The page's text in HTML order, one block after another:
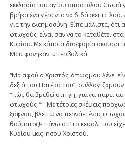
εκκλησία του αγίου αποστόλου Θωμά
βρήκα ένα γέροντα να διδάσκει το λαό.
για την ελεημοσύνη. Είπε μάλιστα, ότι
φτωχούς, είναι σαν να το καταθέτει
Κυρίου. Με κάποια δυσφορία άκουσα
Μου φάνηκαν υπερβολικά.
“Μα αφού ο Χριστός, όπως μου λένε,
δεξιά του Πατέρα Του”,
“πώς θα βρεθεί στη γη, για να πάρει
φτωχούς; ’”. Με τέτοιες σκέψεις
ξάφνου, βλέπω να περνάει ένας
θαύματος!- πάνω απ’ το κεφάλι του
Κυρίου μας Ιησού Χριστού.